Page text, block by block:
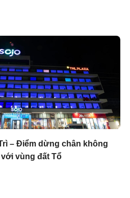
– Điểm dừng chân không
vùng đất Tổ